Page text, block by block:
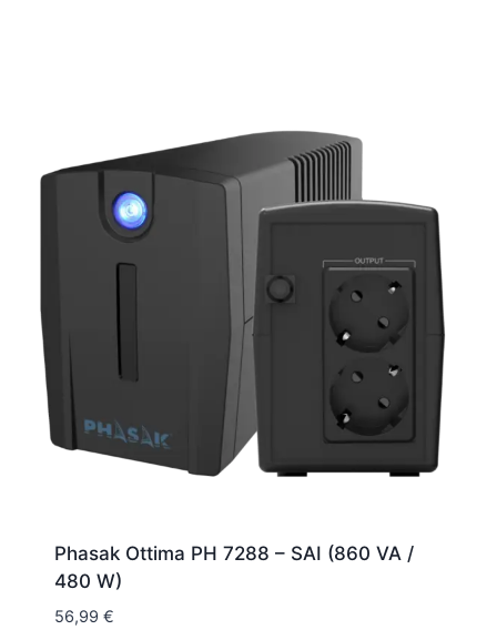
Phasak Ottima PH 7288 – SAI (860 VA /
480 W)
56,99 €